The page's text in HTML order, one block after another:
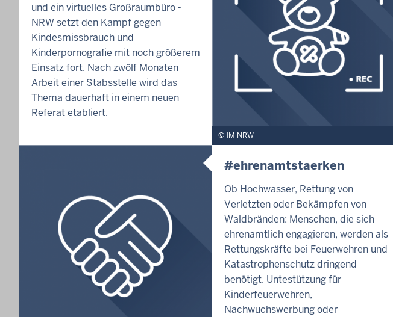
IM NRW
und ein virtuelles Großraumbüro -
NRW setzt den Kampf gegen
Kindesmissbrauch und
Kinderpornografie mit noch größerem
Einsatz fort. Nach zwölf Monaten
Arbeit einer Stabsstelle wird das
Thema dauerhaft in einem neuen
Referat etabliert.
#ehrenamtstaerken
Ob Hochwasser, Rettung von
Verletzten oder Bekämpfen von
Waldbränden: Menschen, die sich
ehrenamtlich engagieren, werden als
Rettungskräfte bei Feuerwehren und
Katastrophenschutz dringend
benötigt. Untestützung für
Kinderfeuerwehren,
Nachwuchswerbung oder